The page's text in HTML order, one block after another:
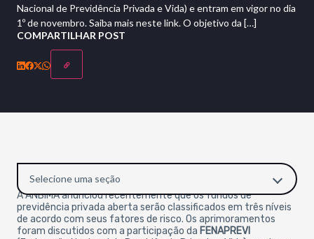
Nacional de Previdência Privada e Vida) e entram em vigor no dia
1º de novembro. Saiba mais neste link. O objetivo da […]
COMPARTILHAR POST
Selecione uma seção
A ANBIMA anunciou recentemente que os fundos de
previdência privada aberta serão classificados em três níveis
de acordo com seus fatores de risco. Os aprimoramentos
foram discutidos com a participação da FENAPREVI